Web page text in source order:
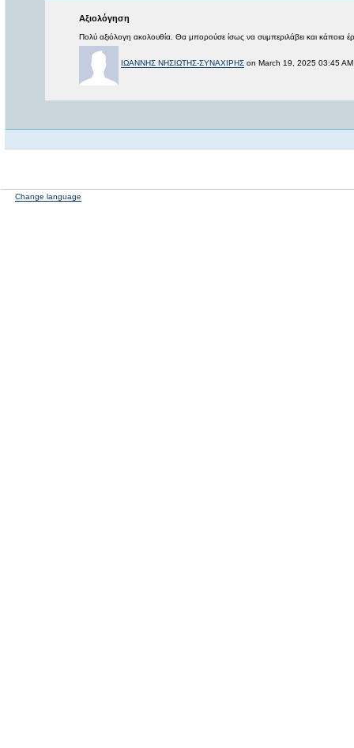
Αξιολόγηση
Πολύ αξιόλογη ακολουθία. Θα μπορούσε ίσως να συμπεριλάβει και κάποια
ΙΩΑΝΝΗΣ ΝΗΣΙΩΤΗΣ-ΣΥΝΑΧΙΡΗΣ on March 19, 2025 03:45 AM
Change language